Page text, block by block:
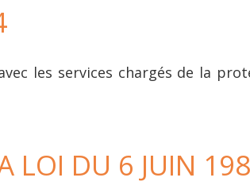
les services chargés de la
LOI DU 6 JUIN